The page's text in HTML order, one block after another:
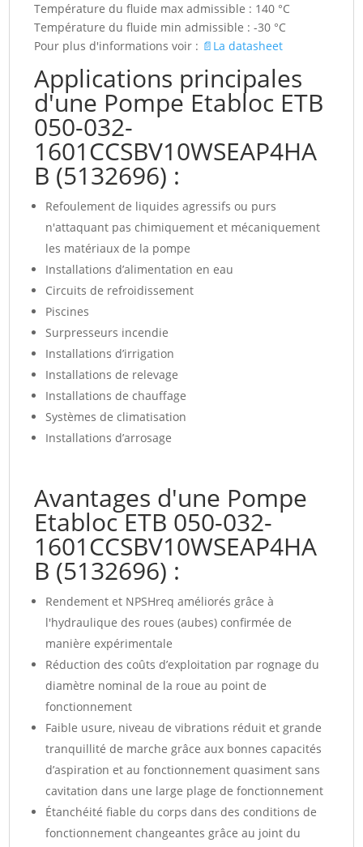
Température du fluide max admissible : 140 °C
Température du fluide min admissible : -30 °C
Pour plus d'informations voir : 📄La datasheet
Applications principales
d'une Pompe Etabloc ETB
050-032-
1601CCSBV10WSEAP4HA
B (5132696) :
Refoulement de liquides agressifs ou purs
n'attaquant pas chimiquement et mécaniquement
les matériaux de la pompe
Installations d’alimentation en eau
Circuits de refroidissement
Piscines
Surpresseurs incendie
Installations d’irrigation
Installations de relevage
Installations de chauffage
Systèmes de climatisation
Installations d’arrosage
Avantages d'une Pompe
Etabloc ETB 050-032-
1601CCSBV10WSEAP4HA
B (5132696) :
Rendement et NPSHreq améliorés grâce à
l'hydraulique des roues (aubes) confirmée de
manière expérimentale
Réduction des coûts d’exploitation par rognage du
diamètre nominal de la roue au point de
fonctionnement
Faible usure, niveau de vibrations réduit et grande
tranquillité de marche grâce aux bonnes capacités
d’aspiration et au fonctionnement quasiment sans
cavitation dans une large plage de fonctionnement
Étanchéité fiable du corps dans des conditions de
fonctionnement changeantes grâce au joint du